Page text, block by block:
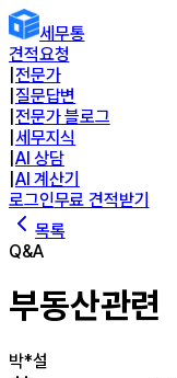
세무통
견적요청
전문가
질문답변
전문가 블로그
세무지식
AI 상담
AI 계산기
로그인무료 견적받기
목록
Q&A
부동산관련
박*설